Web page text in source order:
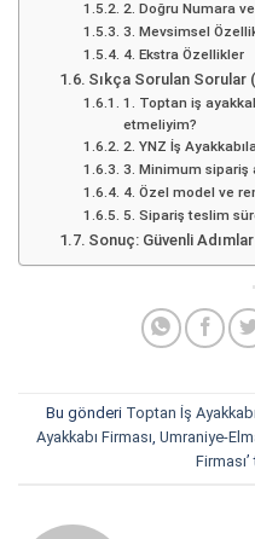
2. Doğru Numara
3. Mevsimsel
4. Ekstra Özellikler
Sıkça Sorulan Sorular
1. Toptan iş
etmeliyim?
2. YNZ İş
3. Minimum sipariş
4. Özel model ve
5. Sipariş teslim
Sonuç: Güvenli
Bu gönderi Toptan İş
Ayakkabı Firması, Umraniye-
Firması